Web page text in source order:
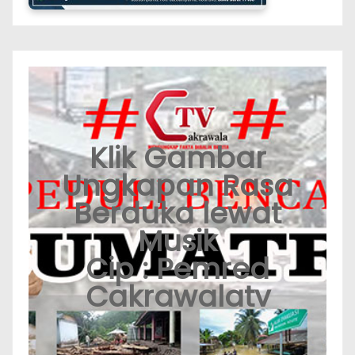
Klik Gambar
Ungkapan Rasa
Berduka lewat
Musik
Cip : Pemred
Cakrawalatv